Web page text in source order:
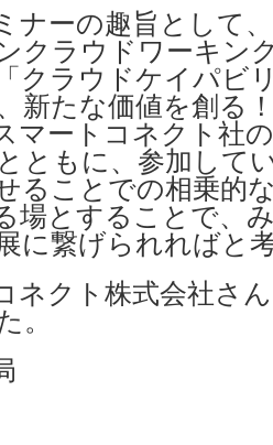
ナーの趣旨として
クラウドワーキン
クラウドケイパビ
新たな価値を創る
マートコネクト社
ともに、参加して
ることでの相乗的
場とすることで、
に繋げられればと
ネクト株式会社さ
。